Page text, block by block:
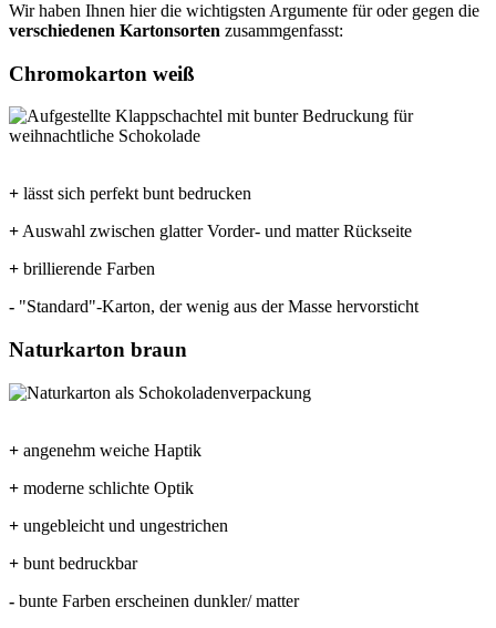
Wir haben Ihnen hier die wichtigsten Argumente für oder gegen die
verschiedenen Kartonsorten zusammgenfasst:
Chromokarton weiß
+ lässt sich perfekt bunt bedrucken
+Auswahl zwischen glatter Vorder- und matter Rückseite
+ brillierende Farben
- "Standard"-Karton, der wenig aus der Masse hervorsticht
Naturkarton braun
+ angenehm weiche Haptik
+ moderne schlichte Optik
+ ungebleicht und ungestrichen
+ bunt bedruckbar
- bunte Farben erscheinen dunkler/ matter